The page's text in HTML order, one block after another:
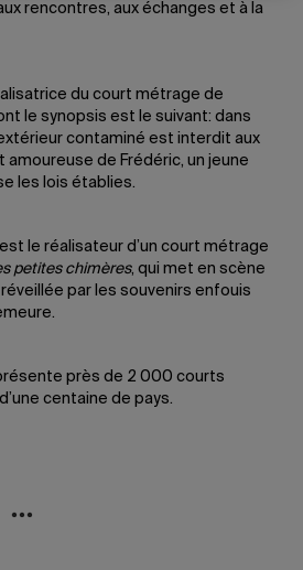
rencontres, aux échanges et à la
du court métrage de
le synopsis est le suivant: dans
contaminé est interdit aux
de Frédéric, un jeune
les lois établies.
le réalisateur d’un court métrage
petites chimères, qui met en scène
par les souvenirs enfouis
près de 2 000 courts
centaine de pays.